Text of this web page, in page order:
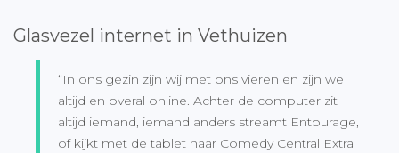
Glasvezel internet in Vethuizen
“In ons gezin zijn wij met ons vieren en zijn we
altijd en overal online. Achter de computer zit
altijd iemand, iemand anders streamt Entourage,
of kijkt met de tablet naar Comedy Central Extra